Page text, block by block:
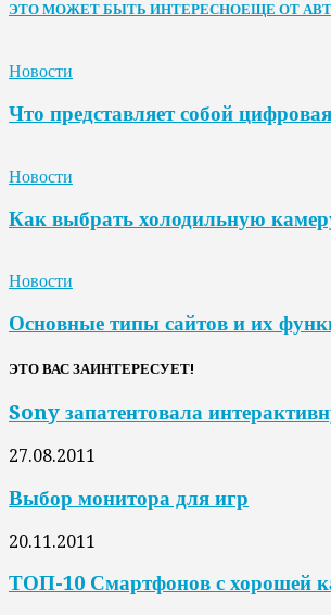
ЭТО МОЖЕТ БЫТЬ ИНТЕРЕСНОЕЩЕ ОТ
Новости
Что представляет собой
Новости
Как выбрать холодильную
Новости
Основные типы сайтов и их
ЭТО ВАС ЗАИНТЕРЕСУЕТ!
Sony запатентовала
27.08.2011
Выбор монитора для игр
20.11.2011
ТОП-10 Смартфонов с хорошей